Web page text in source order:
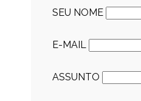
SEU NOME
E-MAIL
ASSUNTO